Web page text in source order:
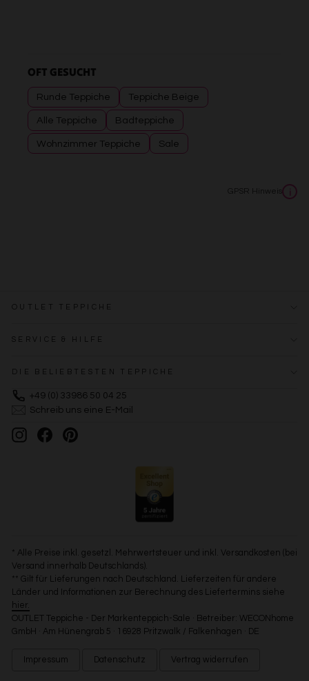
OFT GESUCHT
Runde Teppiche Teppiche Beige
Alle Teppiche Badteppiche
Wohnzimmer Teppiche Sale
GPSR Hinweis i
OUTLET TEPPICHE
SERVICE & HILFE
DIE BELIEBTESTEN TEPPICHE
+49 (0) 33986 50 04 25
Schreib uns eine E-Mail
InstagramFacebookPinterest
* Alle Preise inkl. gesetzl. Mehrwertsteuer und inkl. Versandkosten (bei
Versand innerhalb Deutschlands).
** Gilt für Lieferungen nach Deutschland. Lieferzeiten für andere
Länder und Informationen zur Berechnung des Liefertermins siehe
hier.
OUTLET Teppiche - Der Markenteppich-Sale · Betreiber: WECONhome
GmbH · Am Hünengrab 5 · 16928 Pritzwalk / Falkenhagen · DE
Impressum Datenschutz Vertrag widerrufen